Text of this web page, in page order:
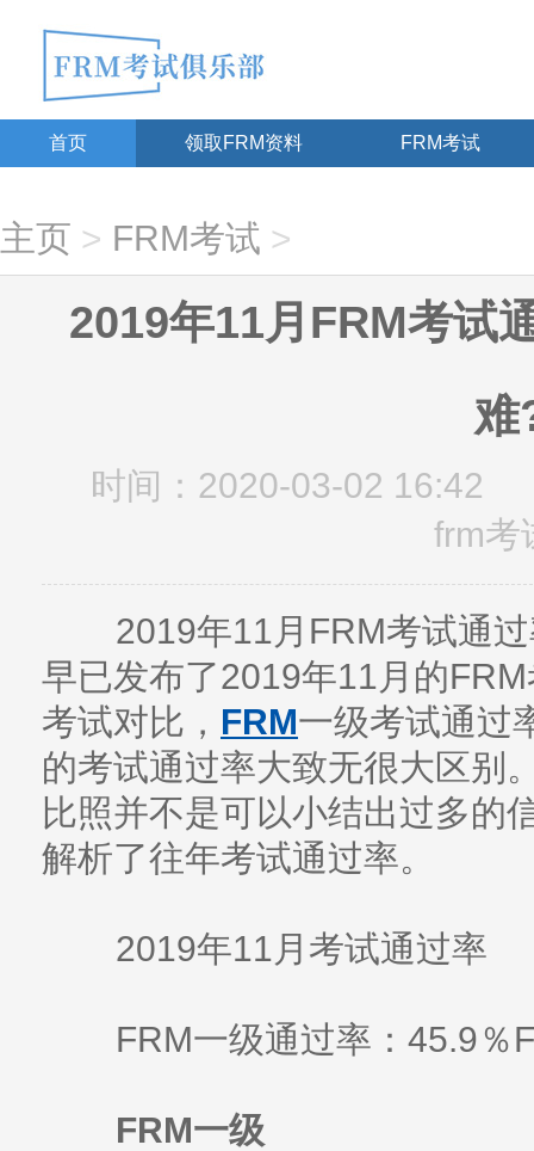
首页 领取FRM资料 FRM考试
主页 > FRM考试 >
2019年11月FRM考试
难
时间：2020-03-02 16:42
frm考
2019年11月FRM考试通
早已发布了2019年11月的
考试对比， FRM一级考试通过
的考试通过率大致无很大区别
比照并不是可以小结出过多的
解析了往年考试通过率。
2019年11月考试通过率
FRM一级通过率：45.9％
FRM一级